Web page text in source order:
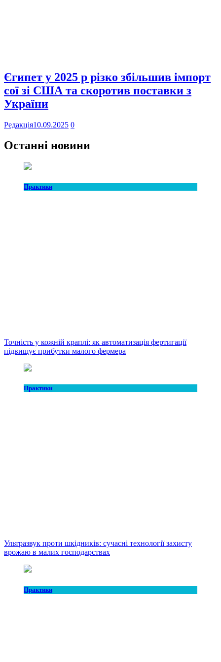
Єгипет у 2025 р різко збільшив імпорт
сої зі США та скоротив поставки з
України
Редакція10.09.2025 0
Останні новини
Практики
Точність у кожній краплі: як автоматизація фертигації
підвищує прибутки малого фермера
Практики
Ультразвук проти шкідників: сучасні технології захисту
врожаю в малих господарствах
Практики